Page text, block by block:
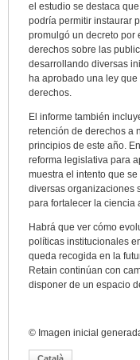
el estudio se destaca
podría permitir instaurar
promulgó un decreto por
derechos sobre las
desarrollando diversas
ha aprobado una ley
derechos.
El informe también
retención de derechos a
principios de este año.
reforma legislativa para
muestra el intento que
diversas organizaciones
para fortalecer la ciencia
Habrá que ver cómo
políticas institucionales
queda recogida en la
Retain continúan con
disponer de un espacio
© Imagen inicial